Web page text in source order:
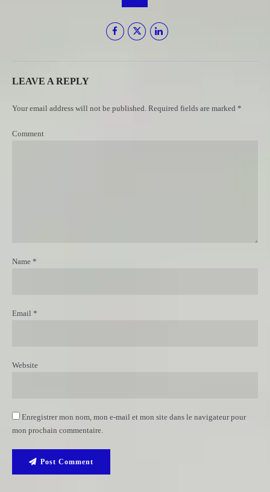
LEAVE A REPLY
Your email address will not be published. Required fields are marked *
Comment
Name *
Email *
Website
Enregistrer mon nom, mon e-mail et mon site dans le navigateur pour
mon prochain commentaire.
Post Comment